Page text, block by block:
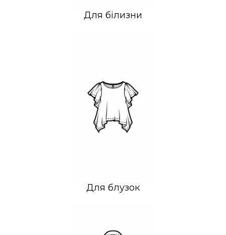
Для білизни
Для блузок